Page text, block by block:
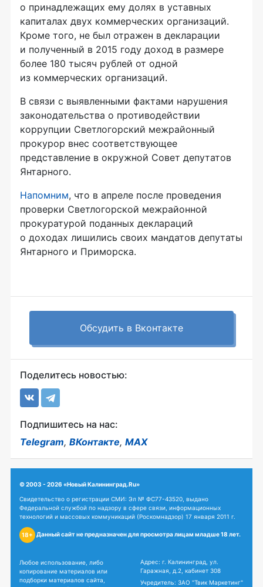
о принадлежащих ему долях в уставных
капиталах двух коммерческих организаций.
Кроме того, не был отражен в декларации
и полученный в 2015 году доход в размере
более 180 тысяч рублей от одной
из коммерческих организаций.
В связи с выявленными фактами нарушения
законодательства о противодействии
коррупции Светлогорский межрайонный
прокурор внес соответствующее
представление в окружной Совет депутатов
Янтарного.
Напомним, что в апреле после проведения
проверки Светлогорской межрайонной
прокуратурой поданных деклараций
о доходах лишились своих мандатов депутаты
Янтарного и Приморска.
Обсудить в Вконтакте
Поделитесь новостью:
Подпишитесь на нас:
Telegram, ВКонтакте, MAX
© 2003 - 2026 «Новый Калининград.Ru»
Свидетельство о регистрации СМИ: Эл № ФС77-43520, выдано
Федеральной службой по надзору в сфере связи, информационных
технологий и массовых коммуникаций (Роскомнадзор) 17 января 2011 г.
18+ Данный сайт не предназначен для просмотра лицам младше 18 лет.
Любое использование, либо
копирование материалов или
подборки материалов сайта,
Адрес: г. Калининград, ул.
Гаражная, д.2, кабинет 308
Учредитель: ЗАО "Твик Маркетинг"